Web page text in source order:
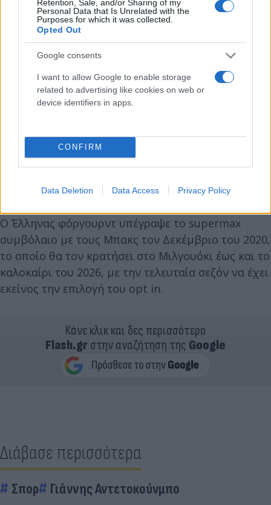
Retention, Sale, and/or Sharing of my
Personal Data that Is Unrelated with the
Purposes for which it was collected.
Opted Out
Google consents
I want to allow Google to enable storage
related to advertising like cookies on web or
device identifiers in apps.
CONFIRM
Data Deletion Data Access Privacy Policy
Όλοι θα ήθελαν να αγωνιστούν στο Σικάγο. Δεν
ξέρεις πώς τα φέρνει η ζωή. Μπορεί να παίξω στο
Σικάγο. Όμως τώρα είμαι αφοσιωμένος στους
Μιλγουόκι Μπακς», σημείωσε ο Greek Freak.
Ο Έλληνας φόργουρντ υπέγραψε το supermax
συμβόλαιο με τους Μπακς τον Δεκέμβριο του 2020,
το οποίο θα τον κρατήσει στο Μιλγουόκι έως και το
καλοκαίρι του 2026, με την τελευταία σεζόν να έχει
εκείνος την επιλογή του opt in.
Κάνε κλικ και δες περισσότερο
Flash.grστην αναζήτηση της Google
Διάβασε περισσότερα
Σπορ Γιάννης Αντετοκούνμπο